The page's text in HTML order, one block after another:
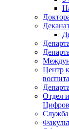
Центр
Отдел
Служба